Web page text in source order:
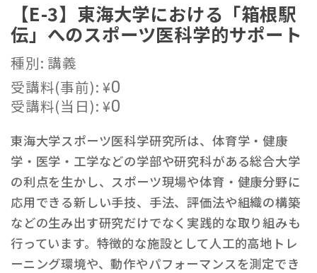
【E-3】東海大学における「箱根駅
伝」へのスポーツ医科学的サポート
種別: 講義
受講料(事前):¥0
受講料(当日):¥0
東海大学スポーツ医科学研究所は、体育学・健康
学・医学・工学などの学部や研究科がある総合大学
の利点を生かし、スポーツ現場や体育・健康分野に
応用できる新しい手技、手法、評価法や組織の構築
などの生み出す研究だけでなく実践的な取り組みも
行っています。特徴的な施設として人工的高地トレ
ーニング環境や、動作やパフォーマンスを測定でき